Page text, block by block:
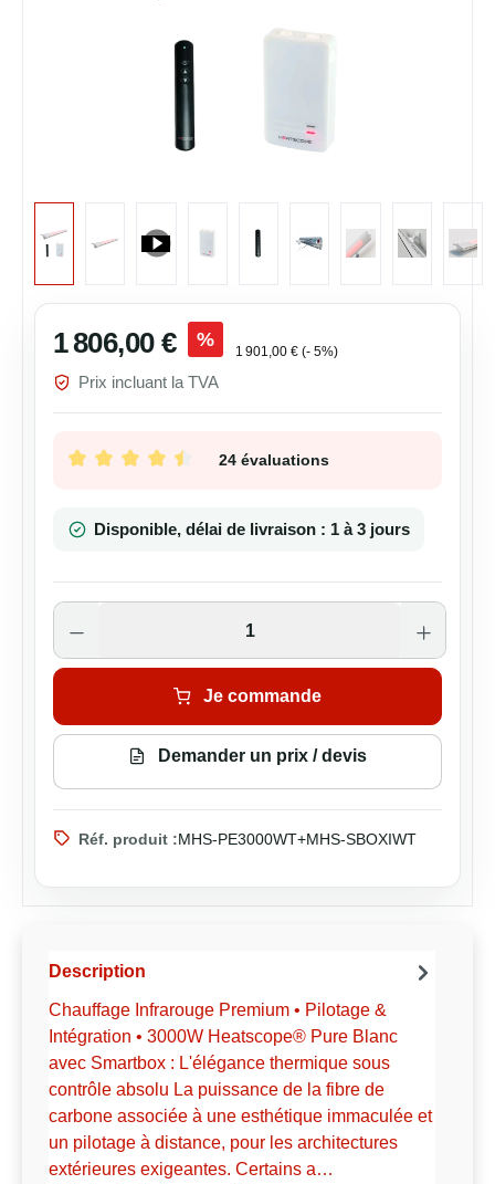
Prix de vente :
1 806,00 € % Prix régulier :
1 901,00 € (- 5%)
Prix incluant la TVA
Note moyenne de 4.58 sur 5 étoiles
24 évaluations
Disponible, délai de livraison : 1 à 3 jours
Quantité de produit : Entrez la quantité
Je commande
Demander un prix / devis
Réf. produit :MHS-PE3000WT+MHS-SBOXIWT
Description
Chauffage Infrarouge Premium • Pilotage &
Intégration • 3000W Heatscope® Pure Blanc
avec Smartbox : L'élégance thermique sous
contrôle absolu La puissance de la fibre de
carbone associée à une esthétique immaculée et
un pilotage à distance, pour les architectures
extérieures exigeantes. Certains a…